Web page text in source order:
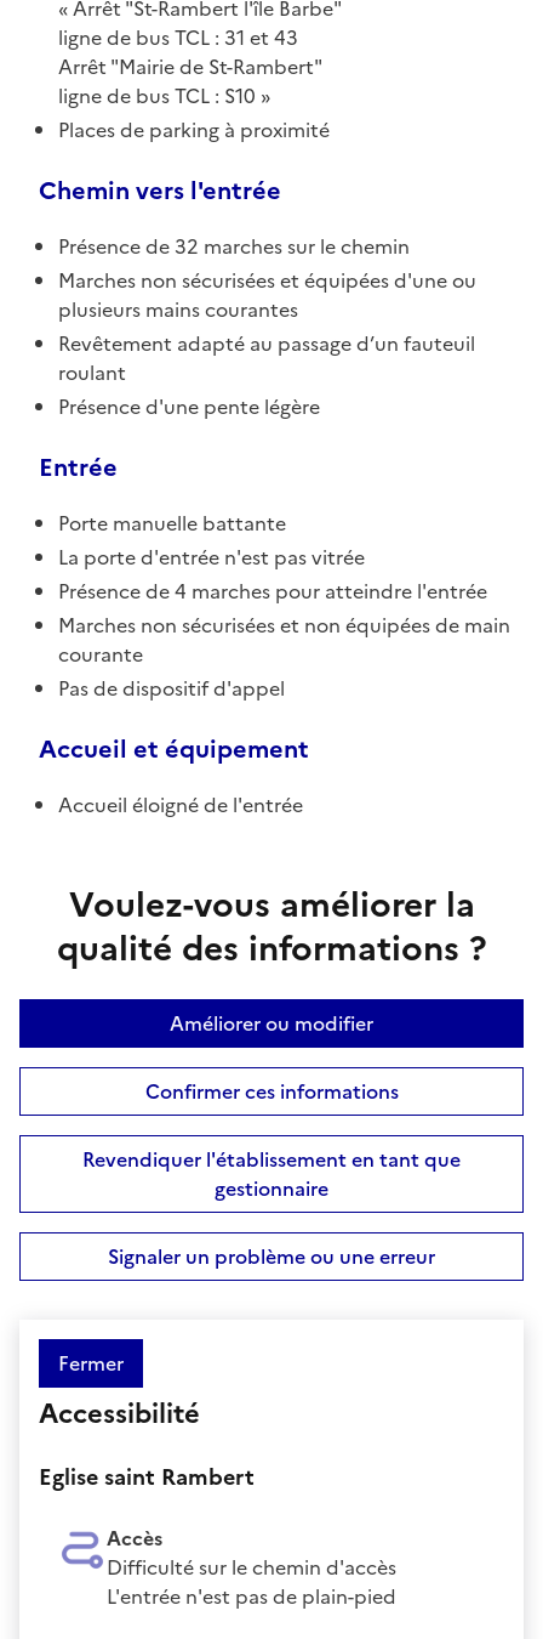
Arrêt "St-Rambert l'île Barbe"
ligne de bus TCL : 31 et 43
Arrêt "Mairie de St-Rambert"
ligne de bus TCL : S10
Places de parking à proximité
Chemin vers l'entrée
Présence de 32 marches sur le chemin
Marches non sécurisées et équipées d'une ou
plusieurs mains courantes
Revêtement adapté au passage d’un fauteuil
roulant
Présence d'une pente légère
Entrée
Porte manuelle battante
La porte d'entrée n'est pas vitrée
Présence de 4 marches pour atteindre l'entrée
Marches non sécurisées et non équipées de main
courante
Pas de dispositif d'appel
Accueil et équipement
Accueil éloigné de l'entrée
Voulez-vous améliorer la
qualité des informations ?
Améliorer ou modifier
Confirmer ces informations
Revendiquer l'établissement en tant que
gestionnaire
Signaler un problème ou une erreur
Fermer
Accessibilité
Eglise saint Rambert
Accès
Difficulté sur le chemin d'accès
L'entrée n'est pas de plain-pied